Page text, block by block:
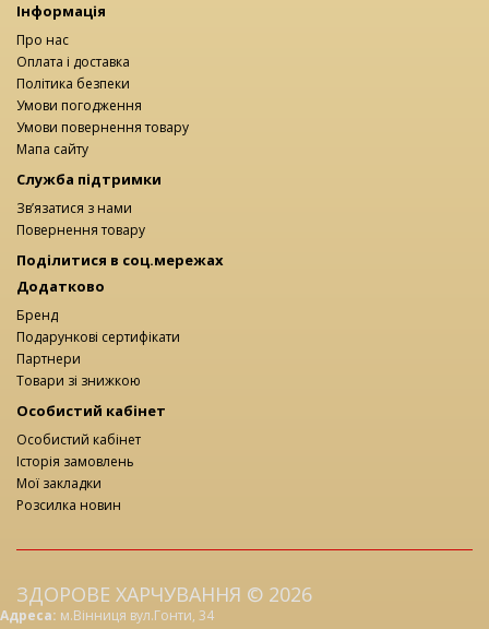
Інформація
Про нас
Оплата і доставка
Політика безпеки
Умови погодження
Умови повернення товару
Мапа сайту
Служба підтримки
Зв’язатися з нами
Повернення товару
Поділитися в соц.мережах
Додатково
Бренд
Подарункові сертифікати
Партнери
Товари зі знижкою
Особистий кабінет
Особистий кабінет
Історія замовлень
Мої закладки
Розсилка новин
ЗДОРОВЕ ХАРЧУВАННЯ © 2026
Адреса: м.Вінниця вул.Гонти, 34